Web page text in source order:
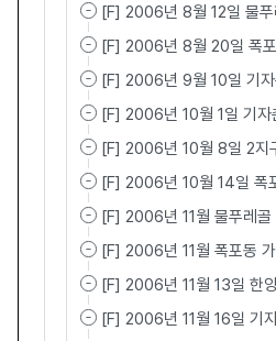
[F] 2006년 8월 12일 물푸
[F] 2006년 8월 20일 폭
[F] 2006년 9월 10일 기자
[F] 2006년 10월 1일 기자
[F] 2006년 10월 8일 2지
[F] 2006년 10월 14일 폭
[F] 2006년 11월 물푸레골
[F] 2006년 11월 폭포동
[F] 2006년 11월 13일 한
[F] 2006년 11월 16일 기